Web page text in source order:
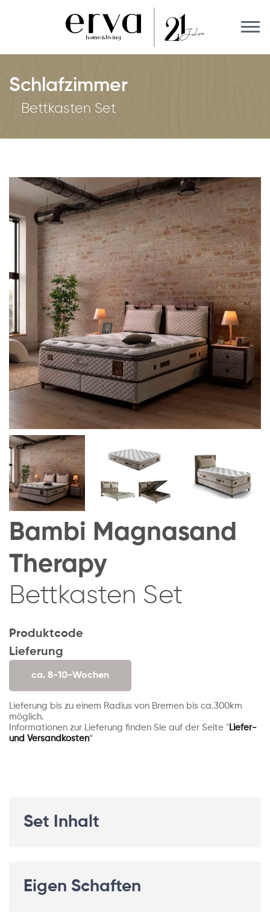
Schlafzimmer
Bettkasten Set
Bambi Magnasand
Therapy
Bettkasten Set
Produktcode
Lieferung
ca. 8-10-Wochen
Lieferung bis zu einem Radius von Bremen bis ca.300km
möglich.
Informationen zur Lieferung finden Sie auf der Seite " Liefer-
und Versandkosten“
Set Inhalt
Eigen Schaften